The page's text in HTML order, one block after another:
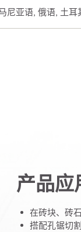
尼亚语, 俄语, 土
产品应
在砖块、砖
搭配孔锯切